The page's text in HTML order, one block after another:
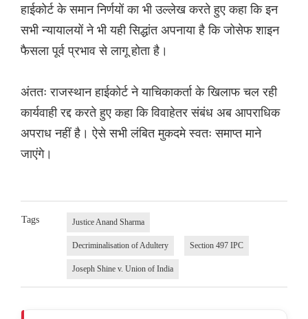
हाईकोर्ट के समान निर्णयों का भी उल्लेख करते हुए कहा कि इन
सभी न्यायालयों ने भी यही सिद्धांत अपनाया है कि जोसेफ शाइन
फैसला पूर्व प्रभाव से लागू होता है।
अंततः राजस्थान हाईकोर्ट ने याचिकाकर्ता के खिलाफ चल रही
कार्यवाही रद्द करते हुए कहा कि विवाहेतर संबंध अब आपराधिक
अपराध नहीं है। ऐसे सभी लंबित मुकदमे स्वतः समाप्त माने
जाएंगे।
Tags Justice Anand Sharma
Decriminalisation of Adultery Section 497 IPC
Joseph Shine v. Union of India